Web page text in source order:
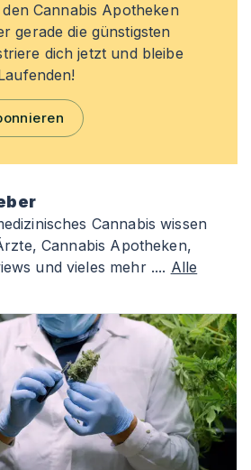
Cannabis Apotheken
gerade die günstigsten
dich jetzt und bleibe
Cannabis wissen
Cannabis Apotheken,
und vieles mehr .... Alle